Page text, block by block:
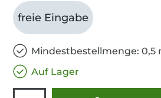
freie Eingabe
Mindestbestellmenge: 0,5
Auf Lager